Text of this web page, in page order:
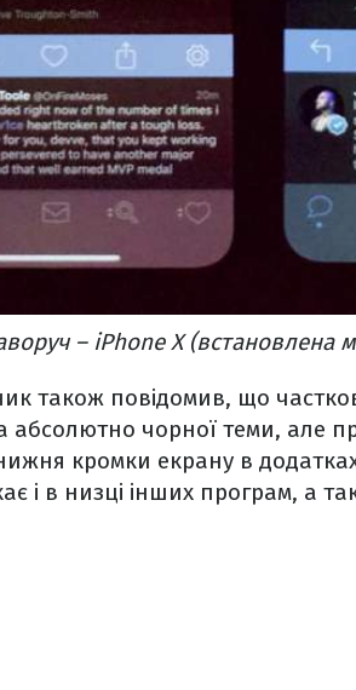
– iPhone X (встановлена
також повідомив, що
абсолютно чорної теми, але
кромки екрану в
і в низці інших програм, а